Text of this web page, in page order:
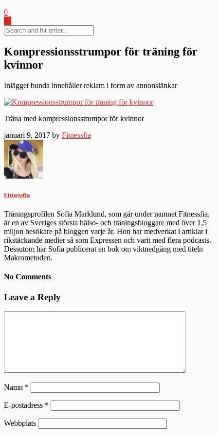
0
Kompressionsstrumpor för träning för
kvinnor
Inlägget bunda innehåller reklam i form av annonslänkar
Träna med kompressionsstrumpor för kvinnor
januari 9, 2017 by Fitnessfia
Fitnessfia
Träningsprofilen Sofia Marklund, som går under namnet Fitnessfia,
är en av Sveriges största hälso- och träningsbloggare med över 1,5
miljon besökare på bloggen varje år. Hon har medverkat i artiklar i
rikstäckande medier så som Expressen och varit med flera podcasts.
Dessutom har Sofia publicerat en bok om viktnedgång med titeln
Makrometoden.
No Comments
Leave a Reply
Namn *
E-postadress *
Webbplats